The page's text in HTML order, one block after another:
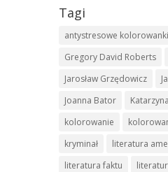
Tagi
antystresowe kolorowanki
Gregory David Roberts
Jarosław Grzędowicz
Joanna Bator
kolorowanie
kryminał
literatura
literatura faktu